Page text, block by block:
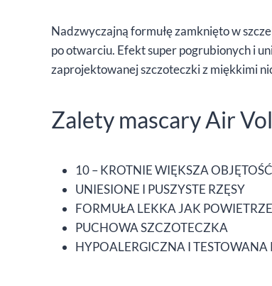
Nadzwyczajną formułę zamknięto w
po otwarciu. Efekt super pogrubionych i
zaprojektowanej szczoteczki z miękkimi
Zalety mascary Air
10 – KROTNIE WIĘKSZA OBJĘTOŚĆ
UNIESIONE I PUSZYSTE RZĘSY
FORMUŁA LEKKA JAK POWIETRZE
PUCHOWA SZCZOTECZKA
HYPOALERGICZNA I